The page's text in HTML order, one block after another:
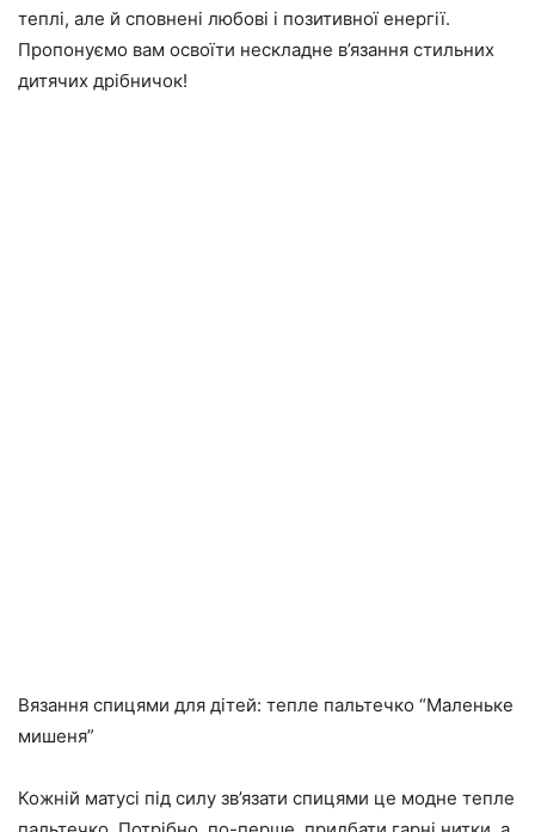
теплі, але й сповнені любові і позитивної енергії.
Пропонуємо вам освоїти нескладне в’язання стильних
дитячих дрібничок!
Вязання спицями для дітей: тепле пальтечко “Маленьке
мишеня”
Кожній матусі під силу зв’язати спицями це модне тепле